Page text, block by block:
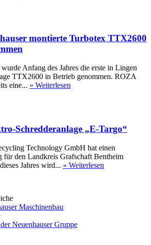
montierte Turbotex TTX2600
Anfang des Jahres die erste in Lingen
TTX2600 in Betrieb genommen. ROZA
eine... » Weiterlesen
Schredderanlage „E-Targo“
Technology GmbH hat einen
für den Landkreis Grafschaft Bentheim
Jahres wird... » Weiterlesen
Maschinenbau
Neuenhauser Gruppe